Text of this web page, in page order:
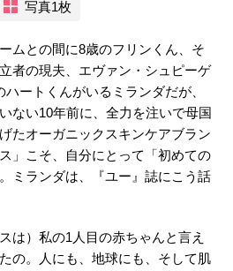
写真1枚
ムとの間に8歳のフリンくん、そ
者の現夫、エヴァン・シュピーゲ
ートくんがいるミランダだが、
ない10年前に、全力を注いで母国
たオーガニックスキンケアブラン
」こそ、自分にとって「初めての
ミランダは、『ユー』誌にこう話
は）私の1人目の赤ちゃんと言え
の。人にも、地球にも、そして肌